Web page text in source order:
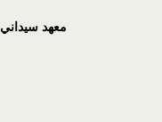
معهد سيداني